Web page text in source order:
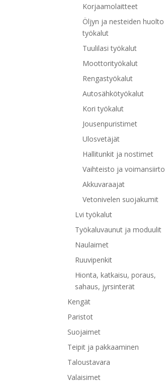
Korjaamolaitteet
Öljyn ja nesteiden huolto
työkalut
Tuulilasi työkalut
Moottorityökalut
Rengastyökalut
Autosähkötyökalut
Kori työkalut
Jousenpuristimet
Ulosvetäjät
Hallitunkit ja nostimet
Vaihteisto ja voimansiirto
Akkuvaraajat
Vetonivelen suojakumit
Lvi työkalut
Työkaluvaunut ja moduulit
Naulaimet
Ruuvipenkit
Hionta, katkaisu, poraus,
sahaus, jyrsinterät
Kengät
Paristot
Suojaimet
Teipit ja pakkaaminen
Taloustavara
Valaisimet